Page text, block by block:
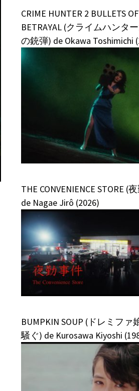
CRIME HUNTER 2 BULLETS OF
BETRAYAL (クライムハンタ
の銃弾) de Okawa Toshimichi
THE CONVENIENCE STORE (
de Nagae Jirô (2026)
BUMPKIN SOUP (ドレミファ
騒ぐ) de Kurosawa Kiyoshi